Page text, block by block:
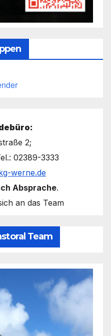
2;
02389-3333
werne.de
Absprache.
an das Team
Team